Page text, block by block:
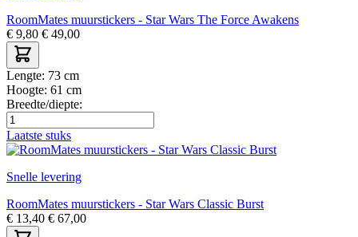
RoomMates muurstickers - Star Wars The Force Awakens
€ 9,80 € 49,00
Lengte: 73 cm
Hoogte: 61 cm
Breedte/diepte:
Laatste stuks
Snelle levering
RoomMates muurstickers - Star Wars Classic Burst
€ 13,40 € 67,00